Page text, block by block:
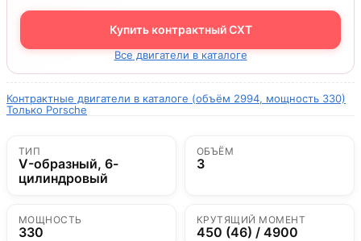
Купить контрактный CXT
Все двигатели в каталоге
Контрактные двигатели в каталоге (объём 2994, мощность 330)
Только Porsche
ТИП
V-образный, 6-
цилиндровый
ОБЪЁМ
3
МОЩНОСТЬ
330
КРУТЯЩИЙ МОМЕНТ
450 (46) / 4900